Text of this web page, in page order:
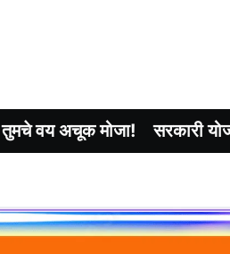
तुमचे वय अचूक मोजा! सरकारी